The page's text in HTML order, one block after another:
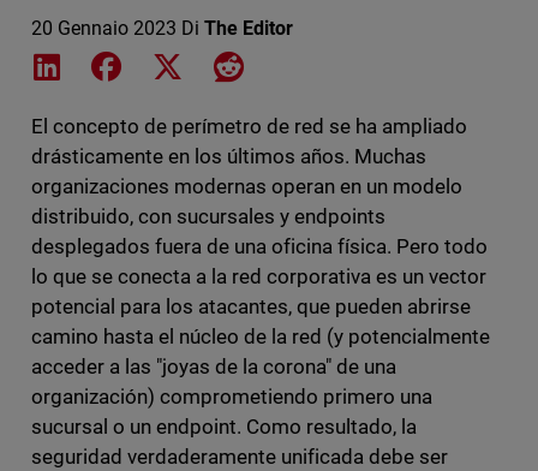
20 Gennaio 2023 Di The Editor
Share on LinkedIn
Share on Facebook
Share on XShare on Reddit
El concepto de perímetro de red se ha ampliado
drásticamente en los últimos años. Muchas
organizaciones modernas operan en un modelo
distribuido, con sucursales y endpoints
desplegados fuera de una oficina física. Pero todo
lo que se conecta a la red corporativa es un vector
potencial para los atacantes, que pueden abrirse
camino hasta el núcleo de la red (y potencialmente
acceder a las "joyas de la corona" de una
organización) comprometiendo primero una
sucursal o un endpoint. Como resultado, la
seguridad verdaderamente unificada debe ser